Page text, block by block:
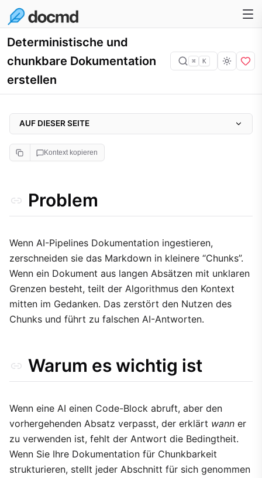
Deterministische und
chunkbare Dokumentation
erstellen
⌘ K
Kontext kopieren
Problem
Wenn AI-Pipelines Dokumentation ingestieren,
zerschneiden sie das Markdown in kleinere “Chunks”.
Wenn ein Dokument aus langen Absätzen mit unklaren
Grenzen besteht, teilt der Algorithmus den Kontext
mitten im Gedanken. Das zerstört den Nutzen des
Chunks und führt zu falschen AI-Antworten.
Warum es wichtig ist
Wenn eine AI einen Code-Block abruft, aber den
vorhergehenden Absatz verpasst, der erklärt wann er
zu verwenden ist, fehlt der Antwort die Bedingtheit.
Wenn Sie Ihre Dokumentation für Chunkbarkeit
strukturieren, stellt jeder Abschnitt für sich genommen
AUF DIESER SEITE
Problem
Warum es wichtig ist
Implementierung
2. Enge räumliche Nähe für kritische Informationen
3. Automatisierte Konkatenation
Abwägungen